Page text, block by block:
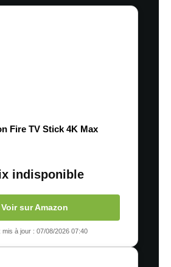
Fire TV Stick 4K Max
indisponible
Voir sur Amazon
mis à jour : 07/08/2026 07:40